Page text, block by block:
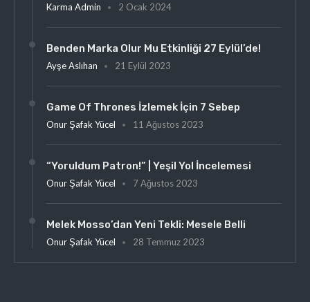
Karma Admin 2 Ocak 2024
Benden Marka Olur Mu Etkinliği 27 Eylül’de!
Ayşe Aslıhan 21 Eylül 2023
Game Of Thrones İzlemek İçin 7 Sebep
Onur Şafak Yücel 11 Ağustos 2023
“Yoruldum Patron!” | Yeşil Yol İncelemesi
Onur Şafak Yücel 7 Ağustos 2023
Melek Mosso’dan Yeni Tekli: Mesele Belli
Onur Şafak Yücel 28 Temmuz 2023